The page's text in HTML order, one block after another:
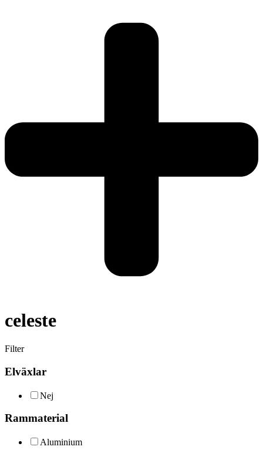
celeste
Filter
Elväxlar
Nej
Rammaterial
Aluminium